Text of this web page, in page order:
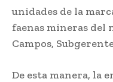
unidades de la
faenas mineras del
Campos,
De esta manera, la